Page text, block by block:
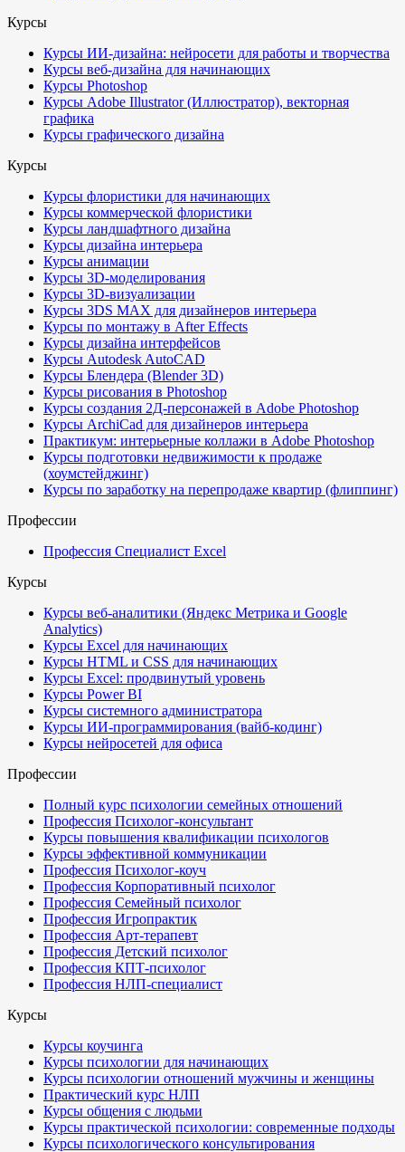
Курсы
Курсы ИИ-дизайна: нейросети для работы и творчества
Курсы веб-дизайна для начинающих
Курсы Photoshop
Курсы Adobe Illustrator (Иллюстратор), векторная
графика
Курсы графического дизайна
Курсы
Курсы флористики для начинающих
Курсы коммерческой флористики
Курсы ландшафтного дизайна
Курсы дизайна интерьера
Курсы анимации
Курсы 3D-моделирования
Курсы 3D-визуализации
Курсы 3DS MAX для дизайнеров интерьера
Курсы по монтажу в After Effects
Курсы дизайна интерфейсов
Курсы Autodesk AutoCAD
Курсы Блендера (Blender 3D)
Курсы рисования в Photoshop
Курсы создания 2Д-персонажей в Adobe Photoshop
Курсы ArchiCad для дизайнеров интерьера
Практикум: интерьерные коллажи в Adobe Photoshop
Курсы подготовки недвижимости к продаже
(хоумстейджинг)
Курсы по заработку на перепродаже квартир (флиппинг)
Профессии
Профессия Специалист Excel
Курсы
Курсы веб-аналитики (Яндекс Метрика и Google
Analytics)
Курсы Excel для начинающих
Курсы HTML и CSS для начинающих
Курсы Excel: продвинутый уровень
Курсы Power BI
Курсы системного администратора
Курсы ИИ-программирования (вайб-кодинг)
Курсы нейросетей для офиса
Профессии
Полный курс психологии семейных отношений
Профессия Психолог-консультант
Курсы повышения квалификации психологов
Курсы эффективной коммуникации
Профессия Психолог-коуч
Профессия Корпоративный психолог
Профессия Семейный психолог
Профессия Игропрактик
Профессия Арт-терапевт
Профессия Детский психолог
Профессия КПТ-психолог
Профессия НЛП-специалист
Курсы
Курсы коучинга
Курсы психологии для начинающих
Курсы психологии отношений мужчины и женщины
Практический курс НЛП
Курсы общения с людьми
Курсы практической психологии: современные подходы
Курсы психологического консультирования